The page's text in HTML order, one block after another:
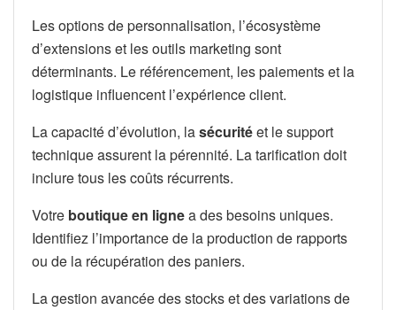
Les options de personnalisation, l’écosystème
d’extensions et les outils marketing sont
déterminants. Le référencement, les paiements et la
logistique influencent l’expérience client.
La capacité d’évolution, lasécuritéet le support
technique assurent la pérennité. La tarification doit
inclure tous les coûts récurrents.
Votre boutique en lignea des besoins uniques.
Identifiez l’importance de la production de rapports
ou de la récupération des paniers.
La gestion avancée des stocks et des variations de